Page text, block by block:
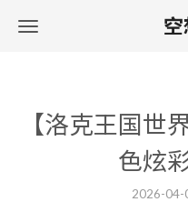
【洛克王国世
色炫
2026-04-